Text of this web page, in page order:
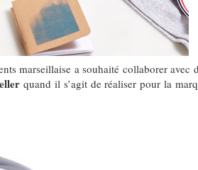
marseillaise a souhaité collaborer avec
quand il s’agit de réaliser pour la